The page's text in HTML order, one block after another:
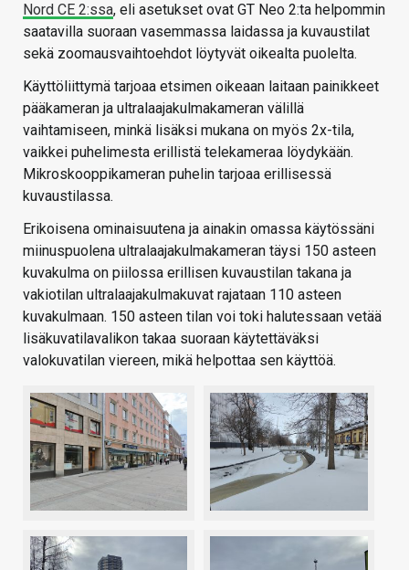
Nord CE 2:ssa, eli asetukset ovat GT Neo 2:ta helpommin
saatavilla suoraan vasemmassa laidassa ja kuvaustilat
sekä zoomausvaihtoehdot löytyvät oikealta puolelta.
Käyttöliittymä tarjoaa etsimen oikeaan laitaan painikkeet
pääkameran ja ultralaajakulmakameran välillä
vaihtamiseen, minkä lisäksi mukana on myös 2x-tila,
vaikkei puhelimesta erillistä telekameraa löydykään.
Mikroskooppikameran puhelin tarjoaa erillisessä
kuvaustilassa.
Erikoisena ominaisuutena ja ainakin omassa käytössäni
miinuspuolena ultralaajakulmakameran täysi 150 asteen
kuvakulma on piilossa erillisen kuvaustilan takana ja
vakiotilan ultralaajakulmakuvat rajataan 110 asteen
kuvakulmaan. 150 asteen tilan voi toki halutessaan vetää
lisäkuvatilavalikon takaa suoraan käytettäväksi
valokuvatilan viereen, mikä helpottaa sen käyttöä.